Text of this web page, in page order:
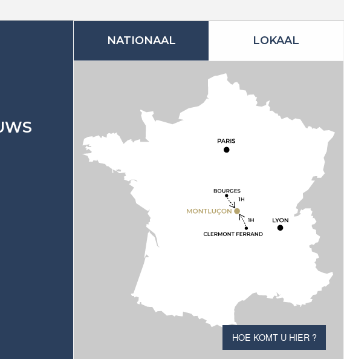
NATIONAAL LOKAAL
HOE KOMT U HIER ?